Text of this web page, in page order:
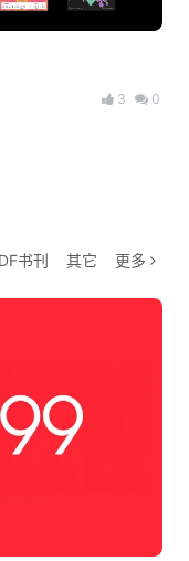
3 0
书刊 其它 更多